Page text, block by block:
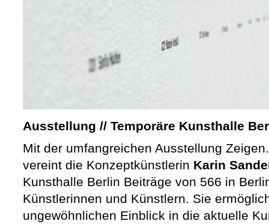
Ausstellung // Temporäre Kunsthalle
Mit der umfangreichen Ausstellung
vereint die Konzeptkünstlerin Karin
Kunsthalle Berlin Beiträge von 566 in
Künstlerinnen und Künstlern. Sie
ungewöhnlichen Einblick in die aktuelle